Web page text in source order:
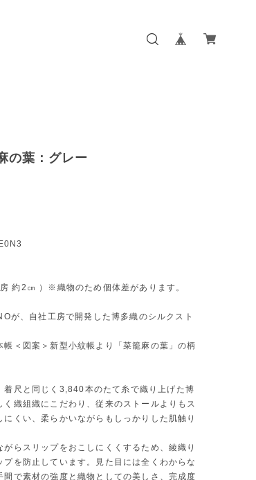
葉：グレー
約2㎝ ）※織物のため個体差があります。
が、自社工房で開発した博多織のシルクスト
帳＜図案＞新型小紋帳より「菜籠麻の葉」の柄
着尺と同じく3,840本のたて糸で織り上げた博
く織組織にこだわり、従来のストールよりもス
にくい、柔らかいながらもしっかりした肌触り
らスリップをおこしにくくするため、綾織り
を防止しています。見た目には全くわからな
間で素材の強度と織物としての美しさ、完成度